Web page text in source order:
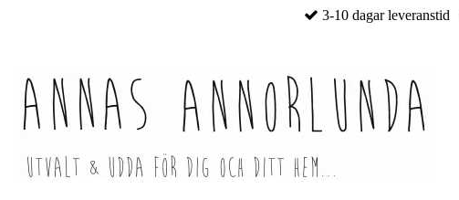
3-10 dagar leveranstid